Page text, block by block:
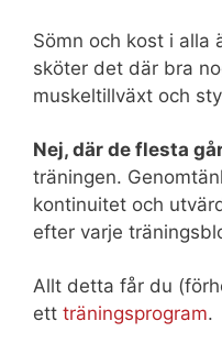
Sömn och kost i alla
sköter det där bra
muskeltillväxt och
Nej, där de flesta
träningen.
kontinuitet och
efter varje
Allt detta får du
ett träningsprogram.